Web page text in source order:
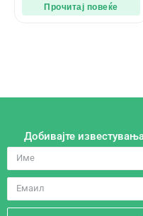
Прочитај повеќе
Добивајте